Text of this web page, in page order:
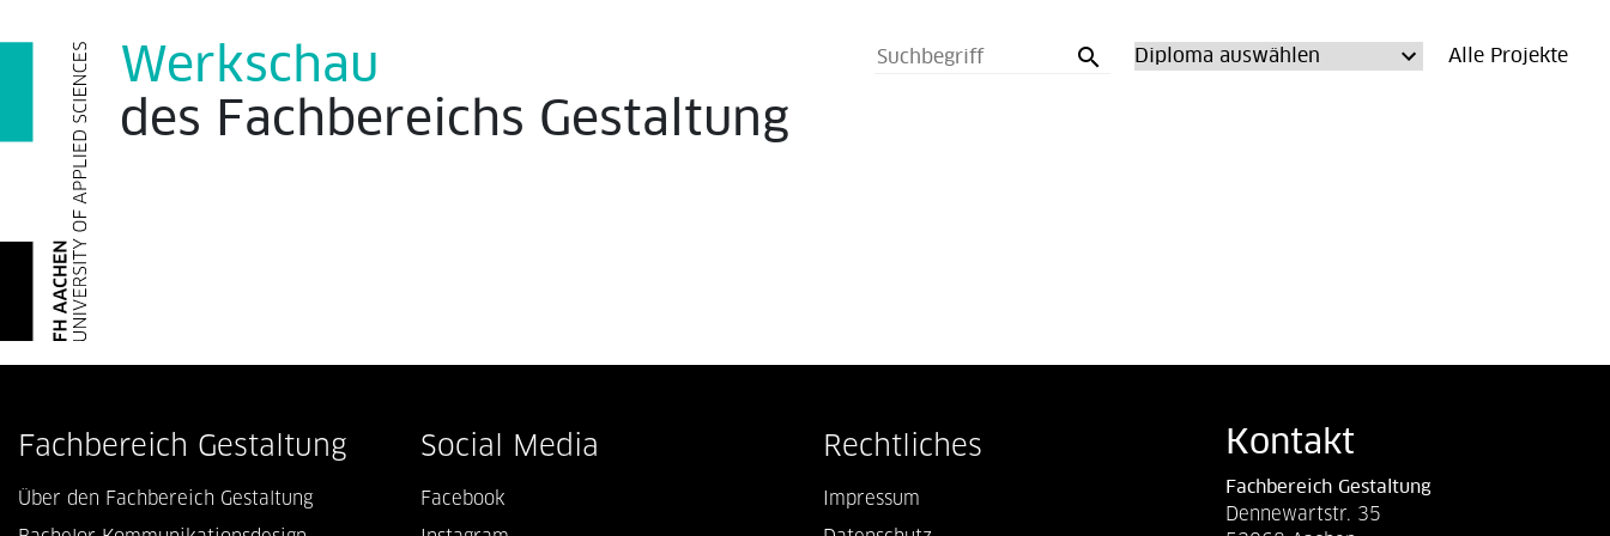
Werkschau
des Fachbereichs Gestaltung
search Alle Projekte
Fachbereich Gestaltung
Über den Fachbereich Gestaltung
Social Media
Facebook
Rechtliches
Impressum
Kontakt
Fachbereich Gestaltung
Dennewartstr. 35